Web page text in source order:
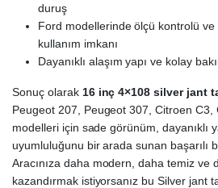
duruş
Ford modellerinde ölçü kontrolü
kullanım imkanı
Dayanıklı alaşım yapı ve kolay
Sonuç olarak 16 inç 4×108 silver jant
Peugeot 207, Peugeot 307, Citroen C3,
modelleri için sade görünüm, dayanıklı
uyumluluğunu bir arada sunan başarılı
Aracınıza daha modern, daha temiz ve
kazandırmak istiyorsanız bu Silver jant